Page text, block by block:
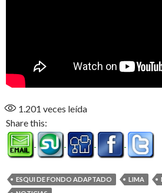
1.201 veces leída
Share this:
ESQUI DE FONDO ADAPTADO LIMA